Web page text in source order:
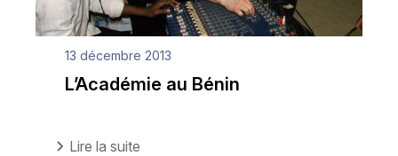
13 décembre 2013
L’Académie au Bénin
Lire la suite